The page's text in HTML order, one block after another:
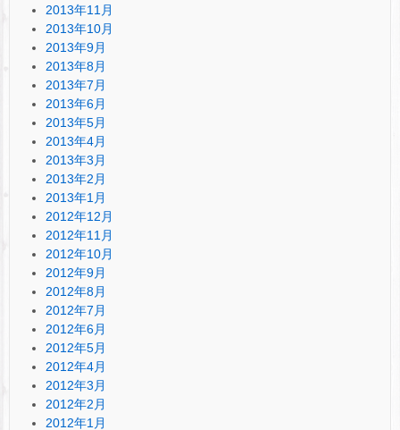
2013年11月
2013年10月
2013年9月
2013年8月
2013年7月
2013年6月
2013年5月
2013年4月
2013年3月
2013年2月
2013年1月
2012年12月
2012年11月
2012年10月
2012年9月
2012年8月
2012年7月
2012年6月
2012年5月
2012年4月
2012年3月
2012年2月
2012年1月